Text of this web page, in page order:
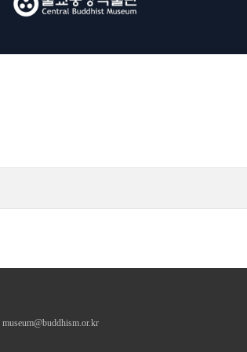
museum@buddhism.or.kr